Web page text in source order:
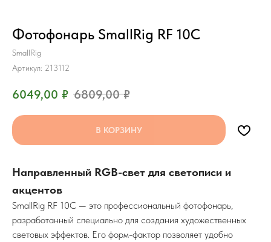
Фотофонарь SmallRig RF 10C
SmallRig
Артикул: 213112
6049,00 ₽ 6809,00 ₽
В КОРЗИНУ
Направленный RGB-свет для светописи и
акцентов
SmallRig RF 10C — это профессиональный фотофонарь,
разработанный специально для создания художественных
световых эффектов. Его форм-фактор позволяет удобно